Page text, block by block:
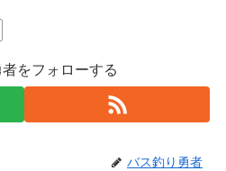
をフォローする
バス釣り勇者